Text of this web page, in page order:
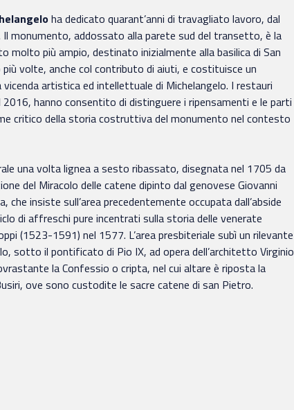
ha dedicato quarant’anni di travagliato lavoro, dal
Il monumento, addossato alla parete sud del transetto, è la
più ampio, destinato inizialmente alla basilica di San
volte, anche col contributo di aiuti, e costituisce un
artistica ed intellettuale di Michelangelo. I restauri
hanno consentito di distinguere i ripensamenti e le parti
critico della storia costruttiva del monumento nel contesto
una volta lignea a sesto ribassato, disegnata nel 1705 da
del Miracolo delle catene dipinto dal genovese Giovanni
insiste sull’area precedentemente occupata dall’abside
di affreschi pure incentrati sulla storia delle venerate
(1523-1591) nel 1577. L’area presbiteriale subì un rilevante
sotto il pontificato di Pio IX, ad opera dell’architetto Virginio
la Confessio o cripta, nel cui altare è riposta la
ove sono custodite le sacre catene di san Pietro.